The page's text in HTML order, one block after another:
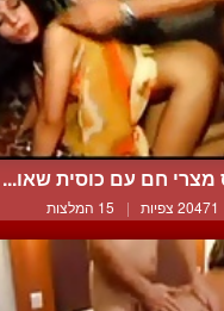
חם עם כוסית שאו...
20471 צפיות | 15 המלצות